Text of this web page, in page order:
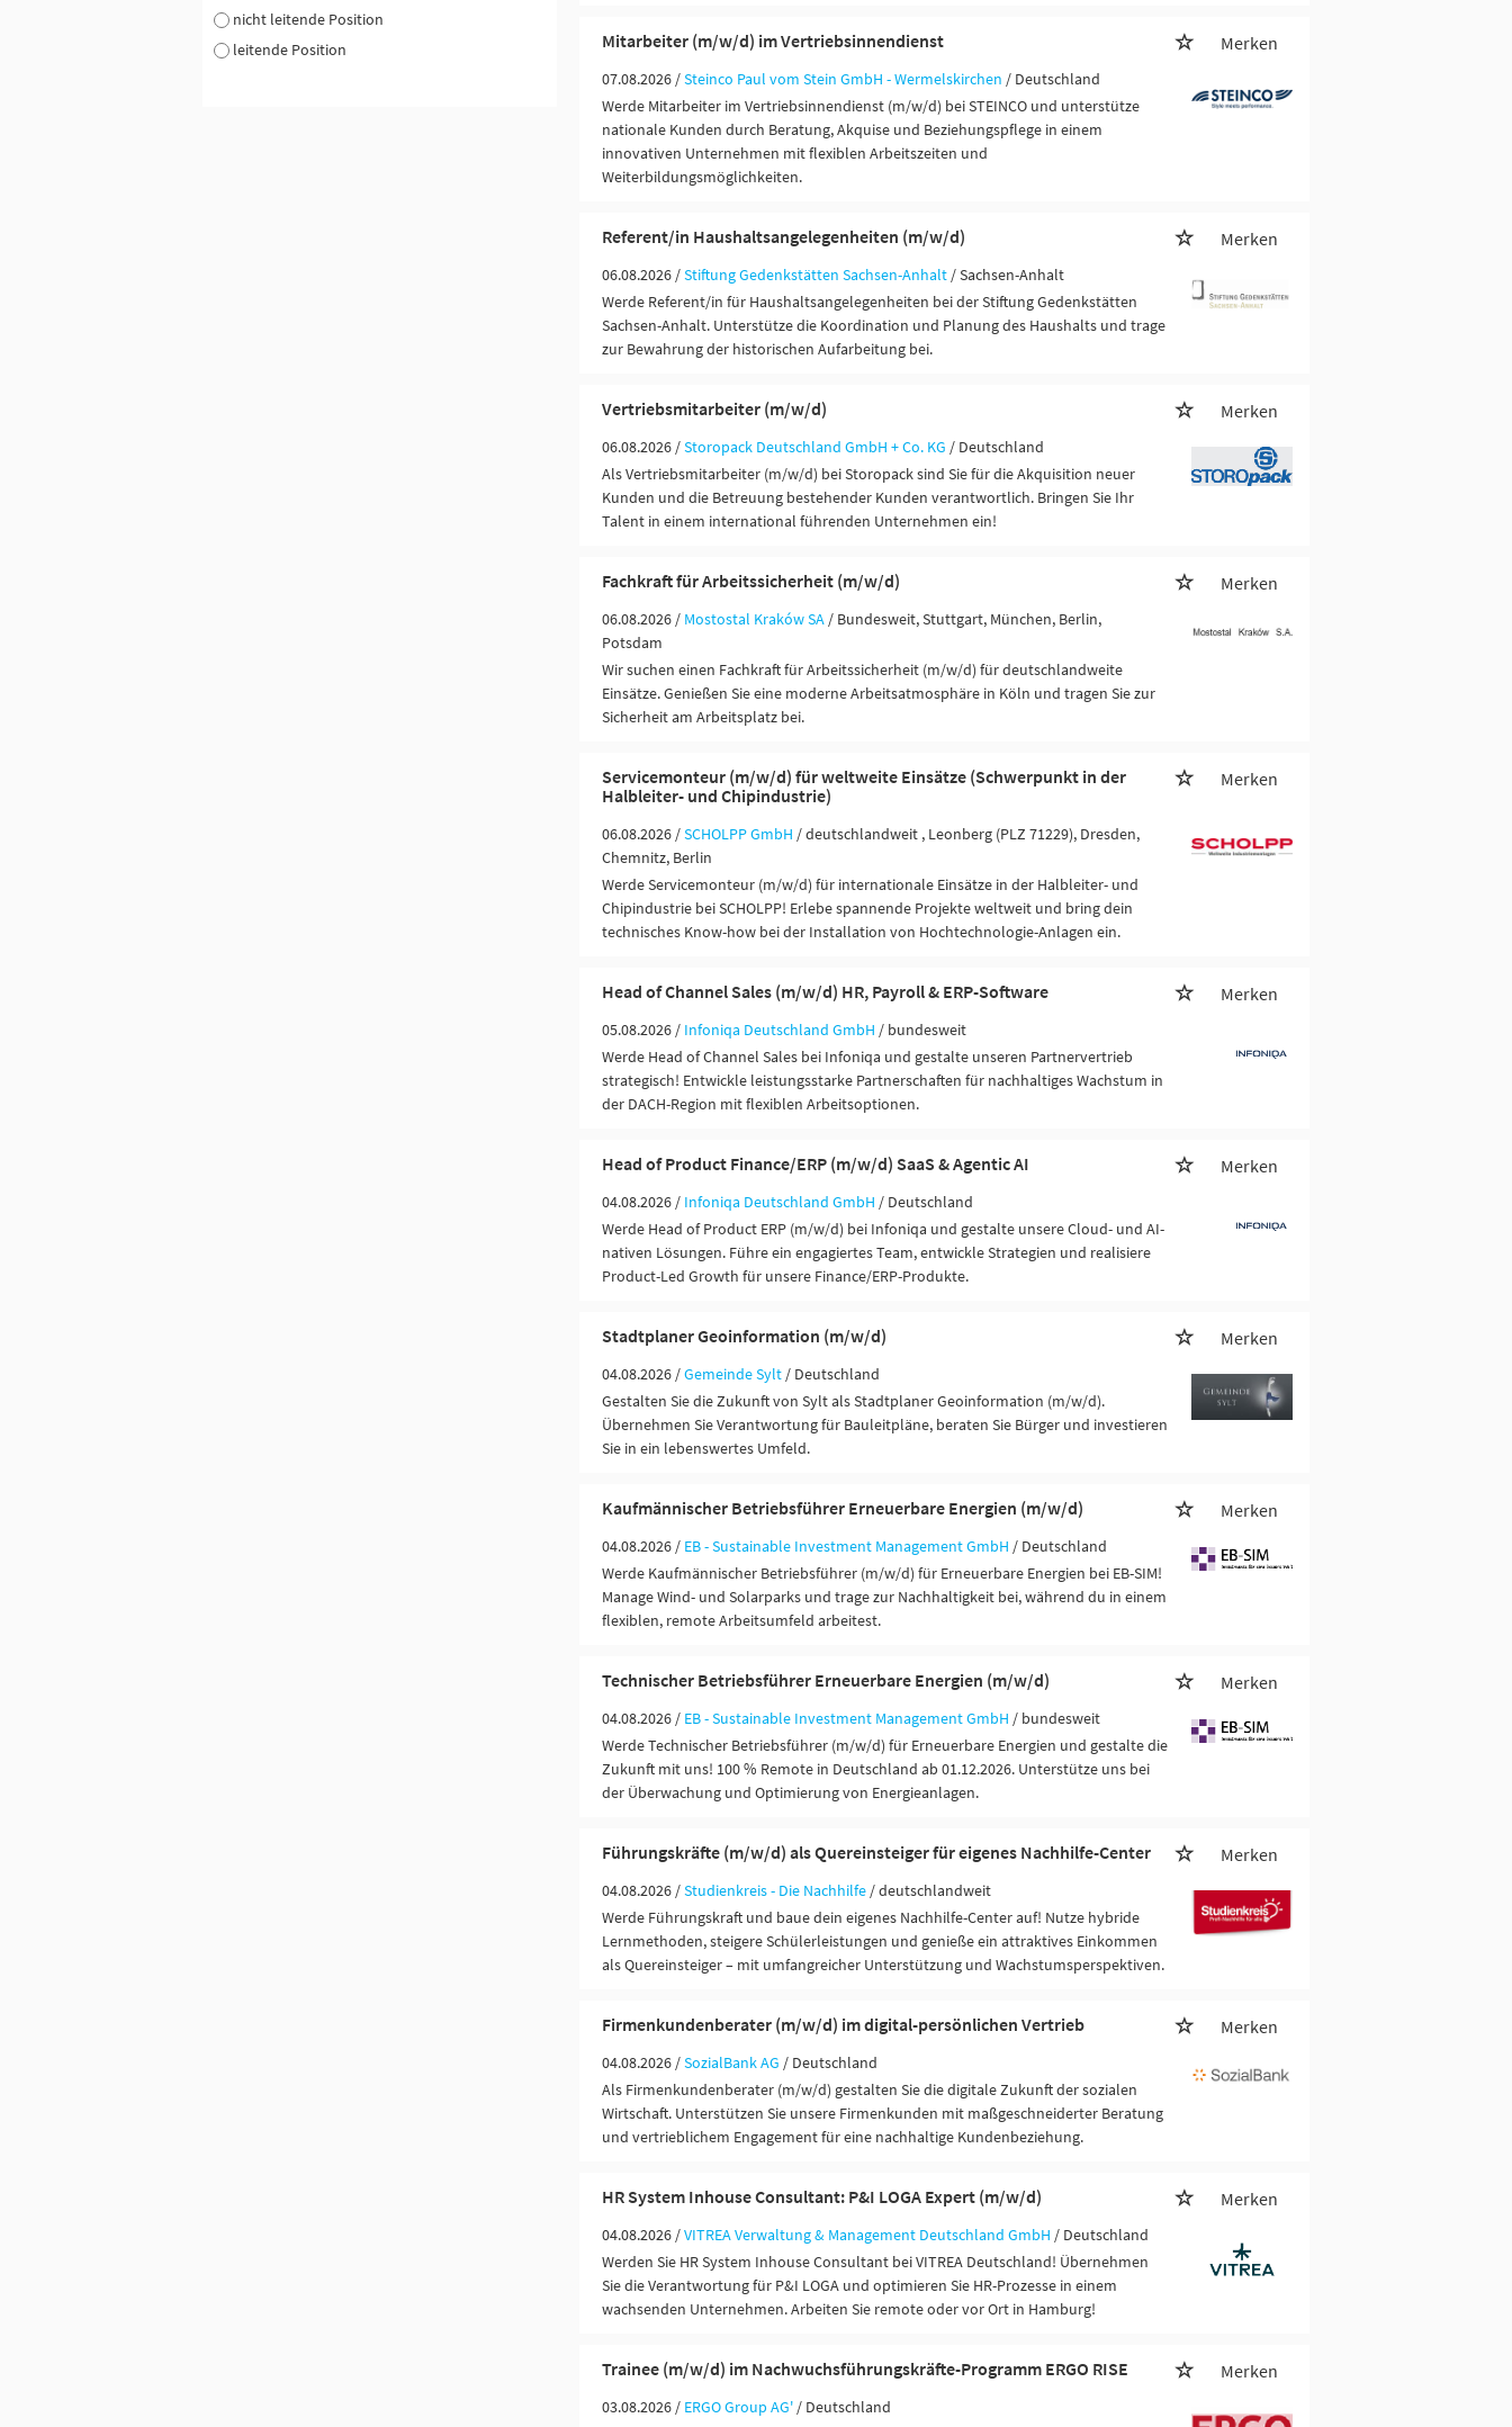
nicht leitende Position
leitende Position
Mitarbeiter (m/w/d) im Vertriebsinnendienst Merken
07.08.2026 /Steinco Paul vom Stein GmbH - Wermelskirchen / Deutschland
Werde Mitarbeiter im Vertriebsinnendienst (m/w/d) bei STEINCO und unterstütze
nationale Kunden durch Beratung, Akquise und Beziehungspflege in einem
innovativen Unternehmen mit flexiblen Arbeitszeiten und
Weiterbildungsmöglichkeiten.
Referent/in Haushaltsangelegenheiten (m/w/d) Merken
06.08.2026 /Stiftung Gedenkstätten Sachsen-Anhalt / Sachsen-Anhalt
Werde Referent/in für Haushaltsangelegenheiten bei der Stiftung Gedenkstätten
Sachsen-Anhalt. Unterstütze die Koordination und Planung des Haushalts und trage
zur Bewahrung der historischen Aufarbeitung bei.
Vertriebsmitarbeiter (m/w/d) Merken
06.08.2026 /Storopack Deutschland GmbH + Co. KG / Deutschland
Als Vertriebsmitarbeiter (m/w/d) bei Storopack sind Sie für die Akquisition neuer
Kunden und die Betreuung bestehender Kunden verantwortlich. Bringen Sie Ihr
Talent in einem international führenden Unternehmen ein!
Fachkraft für Arbeitssicherheit (m/w/d) Merken
06.08.2026 / Mostostal Kraków SA / Bundesweit, Stuttgart, München, Berlin,
Potsdam
Wir suchen einen Fachkraft für Arbeitssicherheit (m/w/d) für deutschlandweite
Einsätze. Genießen Sie eine moderne Arbeitsatmosphäre in Köln und tragen Sie zur
Sicherheit am Arbeitsplatz bei.
Servicemonteur (m/w/d) für weltweite Einsätze (Schwerpunkt in der
Halbleiter- und Chipindustrie)
Merken
06.08.2026 /SCHOLPP GmbH / deutschlandweit , Leonberg (PLZ 71229), Dresden,
Chemnitz, Berlin
Werde Servicemonteur (m/w/d) für internationale Einsätze in der Halbleiter- und
Chipindustrie bei SCHOLPP! Erlebe spannende Projekte weltweit und bring dein
technisches Know-how bei der Installation von Hochtechnologie-Anlagen ein.
Head of Channel Sales (m/w/d) HR, Payroll & ERP-Software Merken
05.08.2026 / Infoniqa Deutschland GmbH / bundesweit
Werde Head of Channel Sales bei Infoniqa und gestalte unseren Partnervertrieb
strategisch! Entwickle leistungsstarke Partnerschaften für nachhaltiges Wachstum in
der DACH-Region mit flexiblen Arbeitsoptionen.
Head of Product Finance/ERP (m/w/d) SaaS & Agentic AI Merken
04.08.2026 / Infoniqa Deutschland GmbH / Deutschland
Werde Head of Product ERP (m/w/d) bei Infoniqa und gestalte unsere Cloud- und AI-
nativen Lösungen. Führe ein engagiertes Team, entwickle Strategien und realisiere
Product-Led Growth für unsere Finance/ERP-Produkte.
Stadtplaner Geoinformation (m/w/d) Merken
04.08.2026 /Gemeinde Sylt / Deutschland
Gestalten Sie die Zukunft von Sylt als Stadtplaner Geoinformation (m/w/d).
Übernehmen Sie Verantwortung für Bauleitpläne, beraten Sie Bürger und investieren
Sie in ein lebenswertes Umfeld.
Kaufmännischer Betriebsführer Erneuerbare Energien (m/w/d) Merken
04.08.2026 / EB - Sustainable Investment Management GmbH / Deutschland
Werde Kaufmännischer Betriebsführer (m/w/d) für Erneuerbare Energien bei EB-SIM!
Manage Wind- und Solarparks und trage zur Nachhaltigkeit bei, während du in einem
flexiblen, remote Arbeitsumfeld arbeitest.
Technischer Betriebsführer Erneuerbare Energien (m/w/d) Merken
04.08.2026 / EB - Sustainable Investment Management GmbH / bundesweit
Werde Technischer Betriebsführer (m/w/d) für Erneuerbare Energien und gestalte die
Zukunft mit uns! 100 % Remote in Deutschland ab 01.12.2026. Unterstütze uns bei
der Überwachung und Optimierung von Energieanlagen.
Führungskräfte (m/w/d) als Quereinsteiger für eigenes Nachhilfe-Center Merken
04.08.2026 /Studienkreis - Die Nachhilfe / deutschlandweit
Werde Führungskraft und baue dein eigenes Nachhilfe-Center auf! Nutze hybride
Lernmethoden, steigere Schülerleistungen und genieße ein attraktives Einkommen
als Quereinsteiger – mit umfangreicher Unterstützung und Wachstumsperspektiven.
Firmenkundenberater (m/w/d) im digital-persönlichen Vertrieb Merken
04.08.2026 /SozialBank AG / Deutschland
Als Firmenkundenberater (m/w/d) gestalten Sie die digitale Zukunft der sozialen
Wirtschaft. Unterstützen Sie unsere Firmenkunden mit maßgeschneiderter Beratung
und vertrieblichem Engagement für eine nachhaltige Kundenbeziehung.
HR System Inhouse Consultant: P&I LOGA Expert (m/w/d) Merken
04.08.2026 /VITREA Verwaltung & Management Deutschland GmbH / Deutschland
Werden Sie HR System Inhouse Consultant bei VITREA Deutschland! Übernehmen
Sie die Verantwortung für P&I LOGA und optimieren Sie HR-Prozesse in einem
wachsenden Unternehmen. Arbeiten Sie remote oder vor Ort in Hamburg!
Trainee (m/w/d) im Nachwuchsführungskräfte-Programm ERGO RISE Merken
03.08.2026 / ERGO Group AG' / Deutschland